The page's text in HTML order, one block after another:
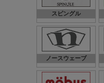
スピングル
ノースウェーブ